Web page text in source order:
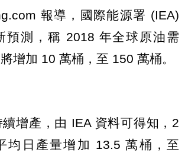
報導，國際能源署 (IEA)
預測，稱 2018 年全球原油需
增加 10 萬桶，至 150 萬桶。
增產，由 IEA 資料可得知，2
均日產量增加 13.5 萬桶，至